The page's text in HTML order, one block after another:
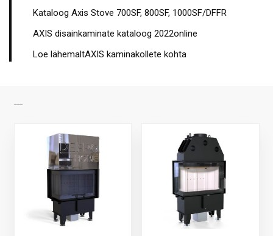
Kataloog Axis Stove 700SF, 800SF, 1000SF/DFFR
AXIS disainkaminate kataloog 2022online
Loe lähemaltAXIS kaminakollete kohta